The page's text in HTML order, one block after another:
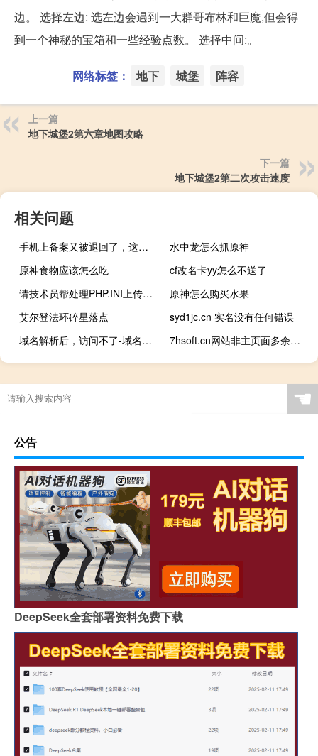
边。 选择左边: 选左边会遇到一大群哥布林和巨魔,但会得
到一个神秘的宝箱和一些经验点数。 选择中间:。
网络标签： 地下 城堡 阵容
上一篇
地下城堡2第六章地图攻略
下一篇
地下城堡2第二次攻击速度
相关问题
手机上备案又被退回了，这里没有办法查到原因，在审核中
水中龙怎么抓原神
原神食物应该怎么吃
cf改名卡yy怎么不送了
请技术员帮处理PHP.INI上传文件大小限制
原神怎么购买水果
艾尔登法环碎星落点
syd1jc.cn 实名没有任何错误
域名解析后，访问不了-域名及账户问题
7hsoft.cn网站非主页面多余的控件阴影能否去掉
☚
公告
DeepSeek全套部署资料免费下载